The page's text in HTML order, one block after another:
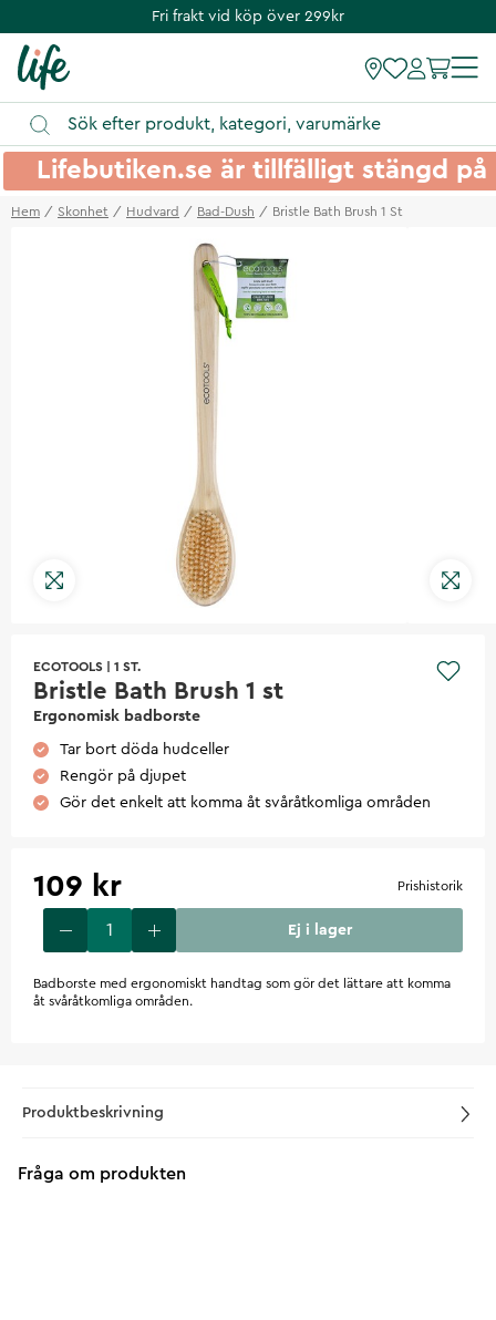
Fri frakt vid köp över 299kr
Lifebutiken.se är tillfälligt stängd
Hem Skonhet Hudvard Bad-Dush Bristle Bath Brush 1 St
ECOTOOLS 1 ST.
Bristle Bath Brush 1 st
Ergonomisk badborste
Tar bort döda hudceller
Rengör på djupet
Gör det enkelt att komma åt svåråtkomliga områden
109 kr Prishistorik
Ej i lager
Badborste med ergonomiskt handtag som gör det lättare att komma
åt svåråtkomliga områden.
Produktbeskrivning
Fråga om produkten